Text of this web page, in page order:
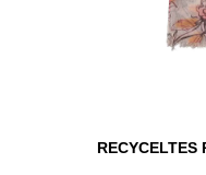
RECYCELTES